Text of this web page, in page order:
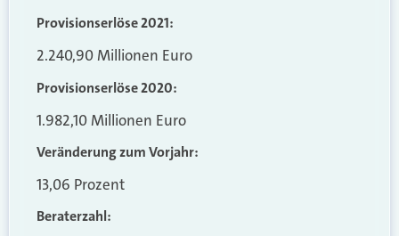
Provisionserlöse 2021:
2.240,90 Millionen Euro
Provisionserlöse 2020:
1.982,10 Millionen Euro
Veränderung zum Vorjahr:
13,06 Prozent
Beraterzahl: